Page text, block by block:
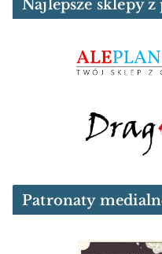
Najlepsze sklepy
Patronaty